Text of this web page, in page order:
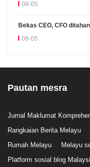
08-05
Bekas CEO, CFO
08-05
Pautan mesra
Jurnal Maklumat
Rangkaian Berita Melayu
Rumah Melayu
Melayu
Platform sosial blog